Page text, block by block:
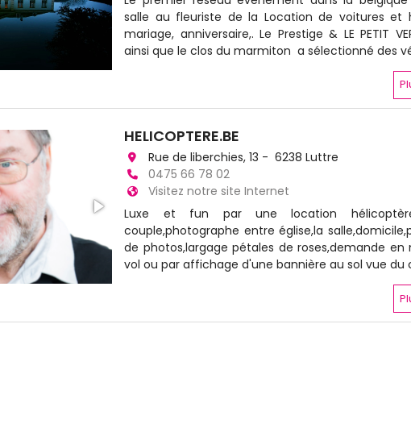
salle au fleuriste de la Location de voitures et
mariage, anniversaire,. Le Prestige & LE PETIT
ainsi que le clos du marmiton a sélectionné des
HELICOPTERE.BE
Rue de liberchies, 13 - 6238 Luttre
0475 66 78 02
Visitez notre site Internet
Luxe et fun par une location
couple,photographe entre église,la
de photos,largage pétales de roses,demande en
vol ou par affichage d'une bannière au sol vue du